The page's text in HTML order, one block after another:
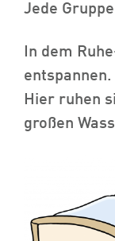
Jede
In dem
entspannen.
Hier ruhen
großen